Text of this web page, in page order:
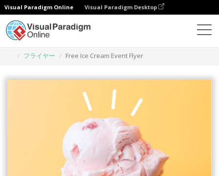
Visual Paradigm Online Visual Paradigm Desktop
フライヤー
Free Ice Cream Event Flyer